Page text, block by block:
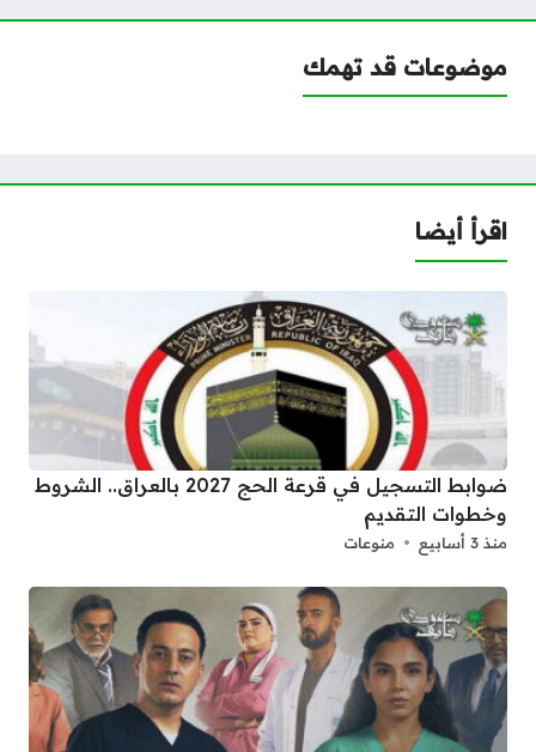
موضوعات قد تهمك
اقرأ أيضا
ضوابط التسجيل في قرعة الحج 2027 بالعراق.. الشروط
وخطوات التقديم
منذ 3 أسابيع منوعات